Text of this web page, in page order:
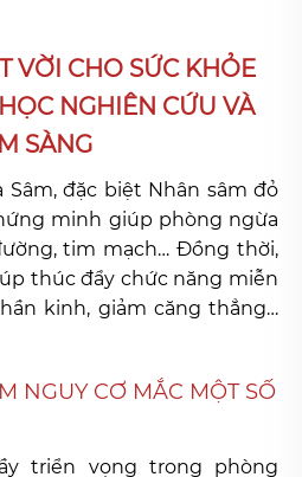
VỜI CHO SỨC KHỎE
NGHIÊN CỨU VÀ
SÀNG
Sâm, đặc biệt Nhân sâm đỏ
minh giúp phòng ngừa
tim mạch… Đồng thời,
thúc đẩy chức năng miễn
kinh, giảm căng thẳng…
NGUY CƠ MẮC MỘT SỐ
triển vọng trong phòng